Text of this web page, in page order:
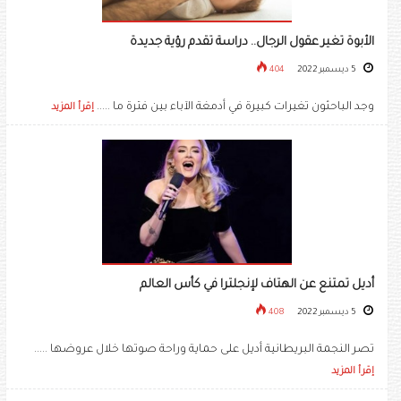
الأبوة تغير عقول الرجال.. دراسة تقدم رؤية جديدة
404
وجد الباحثون تغيرات كبيرة في أدمغة الآباء بين فترة ما ..... إقرأ المزيد
أديل تمتنع عن الهتاف لإنجلترا في كأس العالم
408
تصر النجمة البريطانية أديل على حماية وراحة صوتها خلال عروضها .....
إقرأ المزيد